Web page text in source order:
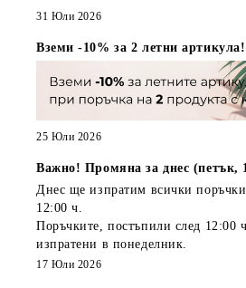
31 Юли 2026
Вземи -10% за 2 летни артикула!
25 Юли 2026
Важно! Промяна за днес (петък,
Днес ще изпратим всички
12:00 ч.
Поръчките, постъпили след 12:00 ч.
изпратени в понеделник
17 Юли 2026